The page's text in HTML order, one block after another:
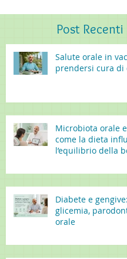
Post Recenti
Salute orale in
prendersi cura di
Microbiota orale
come la dieta
l’equilibrio della
Diabete e
glicemia,
orale